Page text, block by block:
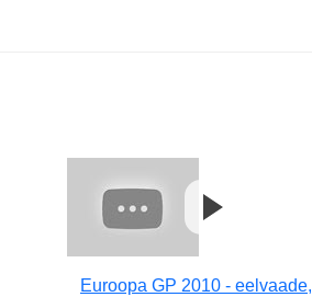
Euroopa GP 2010 - eelvaade,